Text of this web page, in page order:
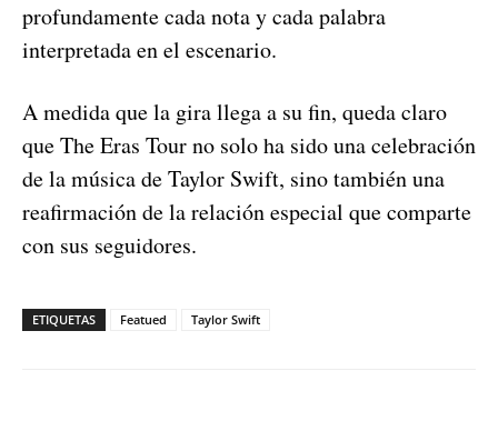
profundamente cada nota y cada palabra
interpretada en el escenario.
A medida que la gira llega a su fin, queda claro
que The Eras Tour no solo ha sido una celebración
de la música de Taylor Swift, sino también una
reafirmación de la relación especial que comparte
con sus seguidores.
ETIQUETAS Featued Taylor Swift